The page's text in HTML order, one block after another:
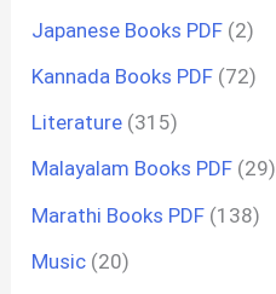
Japanese Books PDF (2)
Kannada Books PDF (72)
Literature (315)
Malayalam Books PDF (29)
Marathi Books PDF (138)
Music (20)